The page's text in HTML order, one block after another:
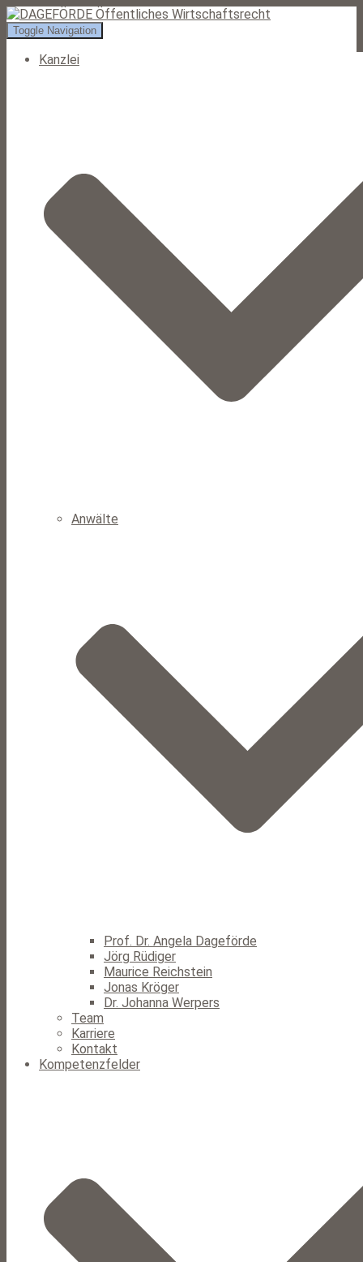
Toggle Navigation
Kanzlei
Anwälte
Prof. Dr. Angela Dageförde
Jörg Rüdiger
Maurice Reichstein
Jonas Kröger
Dr. Johanna Werpers
Team
Karriere
Kontakt
Kompetenzfelder